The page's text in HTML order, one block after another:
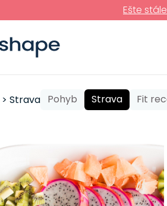
Ešte
>Strava Pohyb Strava Fit